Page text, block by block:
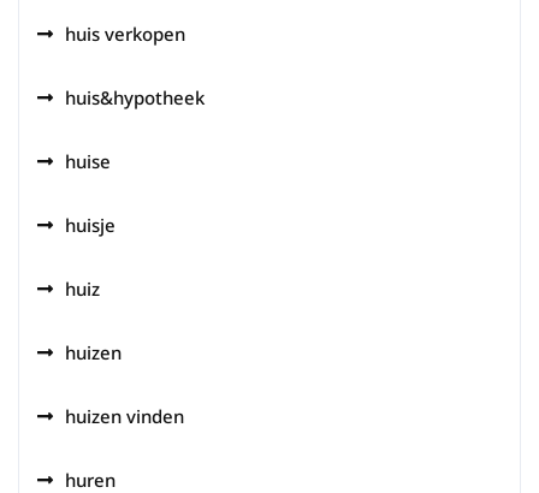
huis verkopen
huis&hypotheek
huise
huisje
huiz
huizen
huizen vinden
huren